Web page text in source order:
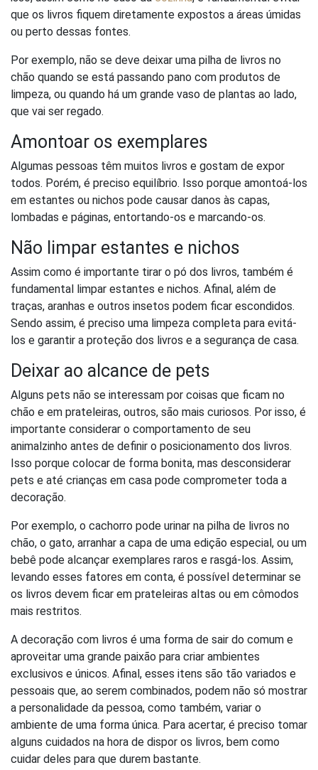
que os livros fiquem diretamente expostos a áreas úmidas
ou perto dessas fontes.
Por exemplo, não se deve deixar uma pilha de livros no
chão quando se está passando pano com produtos de
limpeza, ou quando há um grande vaso de plantas ao lado,
que vai ser regado.
Amontoar os exemplares
Algumas pessoas têm muitos livros e gostam de expor
todos. Porém, é preciso equilíbrio. Isso porque amontoá-los
em estantes ou nichos pode causar danos às capas,
lombadas e páginas, entortando-os e marcando-os.
Não limpar estantes e nichos
Assim como é importante tirar o pó dos livros, também é
fundamental limpar estantes e nichos. Afinal, além de
traças, aranhas e outros insetos podem ficar escondidos.
Sendo assim, é preciso uma limpeza completa para evitá-
los e garantir a proteção dos livros e a segurança de casa.
Deixar ao alcance de pets
Alguns pets não se interessam por coisas que ficam no
chão e em prateleiras, outros, são mais curiosos. Por isso, é
importante considerar o comportamento de seu
animalzinho antes de definir o posicionamento dos livros.
Isso porque colocar de forma bonita, mas desconsiderar
pets e até crianças em casa pode comprometer toda a
decoração.
Por exemplo, o cachorro pode urinar na pilha de livros no
chão, o gato, arranhar a capa de uma edição especial, ou um
bebê pode alcançar exemplares raros e rasgá-los. Assim,
levando esses fatores em conta, é possível determinar se
os livros devem ficar em prateleiras altas ou em cômodos
mais restritos.
A decoração com livros é uma forma de sair do comum e
aproveitar uma grande paixão para criar ambientes
exclusivos e únicos. Afinal, esses itens são tão variados e
pessoais que, ao serem combinados, podem não só mostrar
a personalidade da pessoa, como também, variar o
ambiente de uma forma única. Para acertar, é preciso tomar
alguns cuidados na hora de dispor os livros, bem como
cuidar deles para que durem bastante.